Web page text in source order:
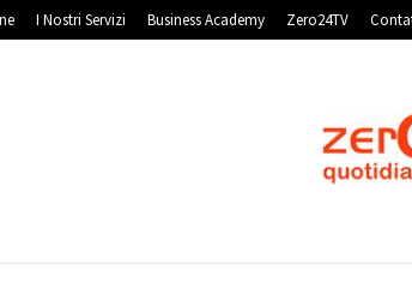
I Nostri Servizi Business Academy Zero24TV